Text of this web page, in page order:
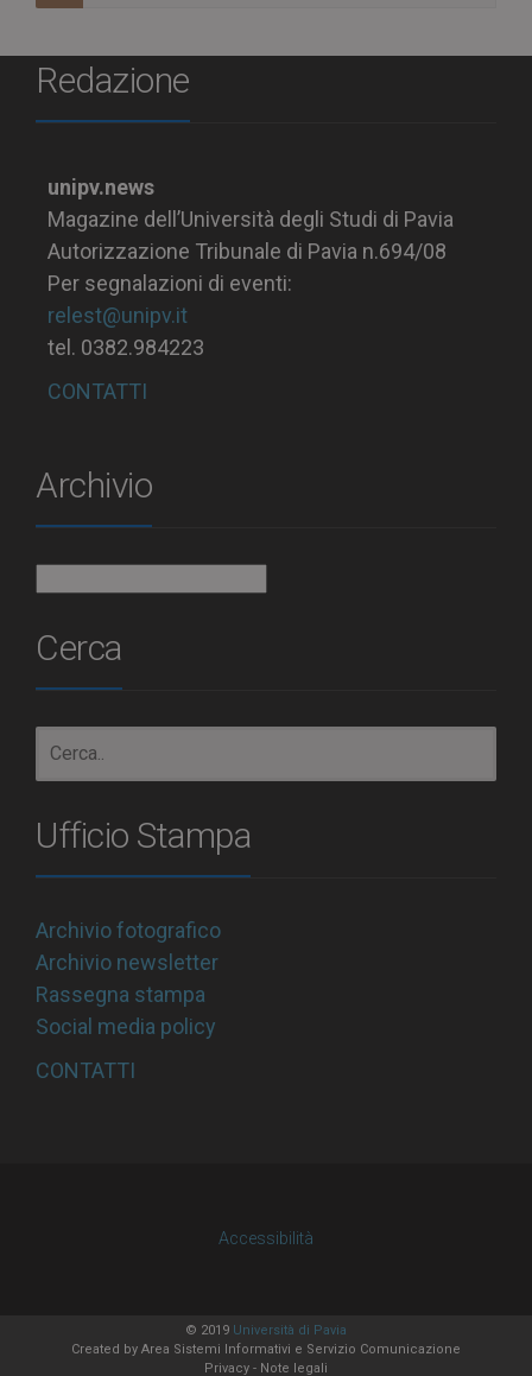
Redazione
unipv.news
Magazine dell’Università degli Studi di Pavia
Autorizzazione Tribunale di Pavia n.694/08
Per segnalazioni di eventi:
relest@unipv.it
tel. 0382.984223
CONTATTI
Archivio
Cerca
Ufficio Stampa
Archivio fotografico
Archivio newsletter
Rassegna stampa
Social media policy
CONTATTI
Accessibilità
© 2019 Università di Pavia
Created by Area Sistemi Informativi e Servizio Comunicazione
Privacy - Note legali